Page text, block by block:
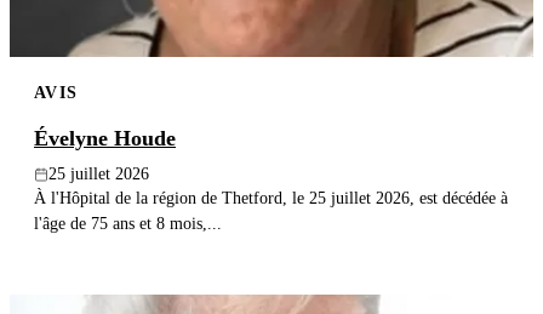
Recherche
AVIS
Évelyne Houde
25 juillet 2026
À l'Hôpital de la région de Thetford, le 25 juillet 2026, est décédée à
l'âge de 75 ans et 8 mois,...